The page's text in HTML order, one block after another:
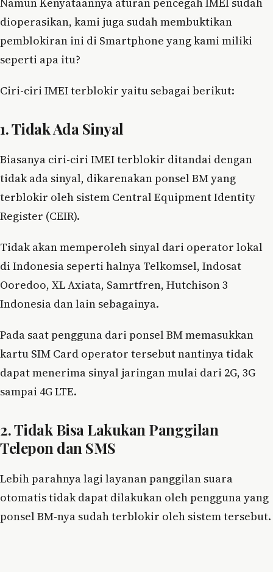
dioperasikan, kami juga sudah membuktikan
pemblokiran ini di Smartphone yang kami miliki
seperti apa itu?
Ciri-ciri IMEI terblokir yaitu sebagai berikut:
1. Tidak Ada Sinyal
Biasanya ciri-ciri IMEI terblokir ditandai dengan
tidak ada sinyal, dikarenakan ponsel BM yang
terblokir oleh sistem Central Equipment Identity
Register (CEIR).
Tidak akan memperoleh sinyal dari operator lokal
di Indonesia seperti halnya Telkomsel, Indosat
Ooredoo, XL Axiata, Samrtfren, Hutchison 3
Indonesia dan lain sebagainya.
Pada saat pengguna dari ponsel BM memasukkan
kartu SIM Card operator tersebut nantinya tidak
dapat menerima sinyal jaringan mulai dari 2G, 3G
sampai 4G LTE.
2. Tidak Bisa Lakukan Panggilan
Telepon dan SMS
Lebih parahnya lagi layanan panggilan suara
otomatis tidak dapat dilakukan oleh pengguna yang
ponsel BM-nya sudah terblokir oleh sistem tersebut.